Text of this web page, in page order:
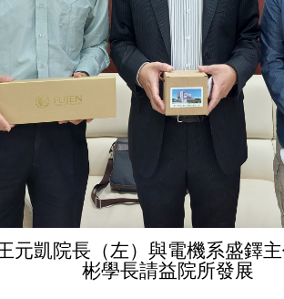
元凱院長（左）與電機系盛鐸
彬學長請益院所發展